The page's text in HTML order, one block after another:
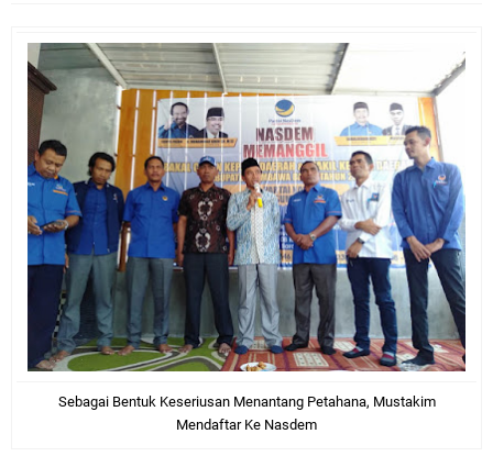
Sebagai Bentuk Keseriusan Menantang Petahana, Mustakim
Mendaftar Ke Nasdem